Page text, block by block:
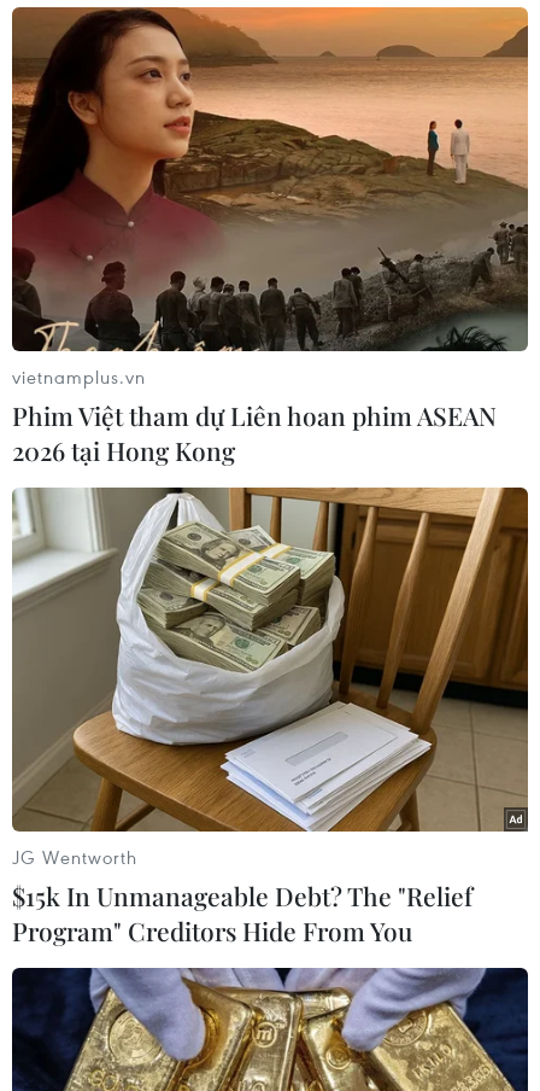
05/08/2026 05:58
Lở đất tại Ethiopia khiến ít nhất 14
người thiệt mạng
04/08/2026 10:53
Kế hoạch đồng tiền chung Tây Phi
đối mặt thách thức
03/08/2026 23:10
Nigeria: Hơn 100 người bị bắt cóc ở
bang Zamfara
03/08/2026 11:32
Châu Phi tận dụng lợi thế quang điện
cho ngành xe điện
03/08/2026 09:46
Động đất mạnh làm rung chuyển
nhiều khu vực tại Ai Cập
03/08/2026 03:11
90 người thiệt mạng trong khủng
hoảng di cư tại Ceuta
02/08/2026 23:08
vietnamplus.vn
Phim Việt tham dự Liên hoan phim ASEAN
2026 tại Hong Kong
JG Wentworth
$15k In Unmanageable Debt? The "Relief
Program" Creditors Hide From You